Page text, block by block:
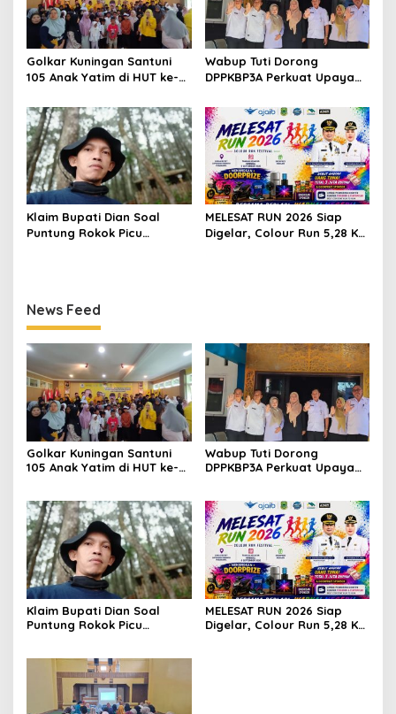
Golkar Kuningan Santuni
105 Anak Yatim di HUT ke-
Doakan Partai Semakin
Berjaya
Wabup Tuti Dorong
DPPKBP3A Perkuat Upaya
Tingkatkan Kesejahteraan
Keluarga
Klaim Bupati Dian Soal
Puntung Rokok Picu
MELESAT RUN 2026 Siap
Digelar, Colour Run 5,28 Km
News Feed
Golkar Kuningan Santuni
105 Anak Yatim di HUT ke-
Berjaya
Wabup Tuti Dorong
DPPKBP3A Perkuat Upaya
Keluarga
Klaim Bupati Dian Soal
Puntung Rokok Picu
Sesuai Kajian Ilmiah
MELESAT RUN 2026 Siap
Digelar, Colour Run 5,28 Km